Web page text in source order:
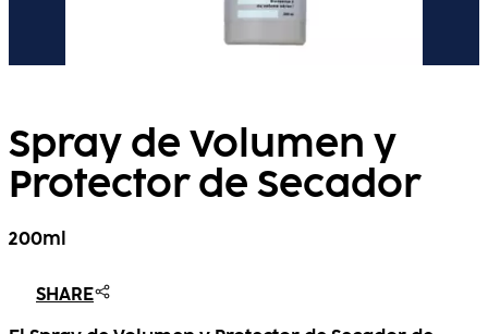
Spray de Volumen y
Protector de Secador
200ml
SHARE